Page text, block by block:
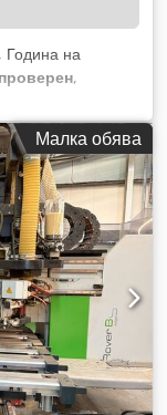
, Година на
,
80 м/мин,
цена –
X: 5 900 мм
на движение
оста Y: 60 м/
Пробивни
20
6 Шпиндели за
вертикални и
Брой
kW Обороти: 20
Малка обява